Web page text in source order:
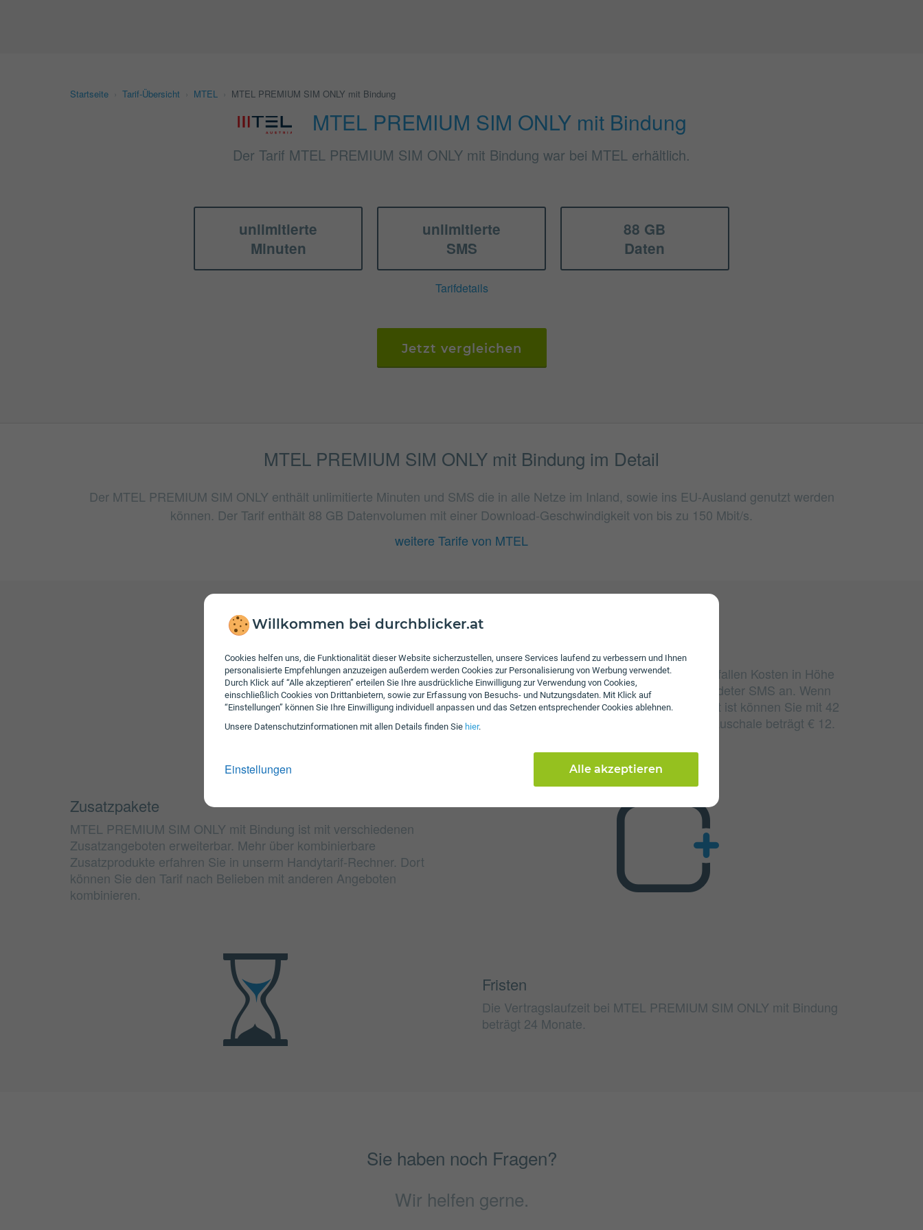
Willkommen bei durchblicker.at
Cookies helfen uns, die Funktionalität dieser Website sicherzustellen, unsere Services laufend zu verbessern und Ihnen
personalisierte Empfehlungen anzuzeigen außerdem werden Cookies zur Personalisierung von Werbung verwendet.
Durch Klick auf “Alle akzeptieren” erteilen Sie Ihre ausdrückliche Einwilligung zur Verwendung von Cookies,
einschließlich Cookies von Drittanbietern, sowie zur Erfassung von Besuchs- und Nutzungsdaten. Mit Klick auf
“Einstellungen” können Sie Ihre Einwilligung individuell anpassen und das Setzen entsprechender Cookies ablehnen.
Unsere Daten­schutz­informationen mit allen Details finden Sie hier.
Einstellungen Alle akzeptieren
Startseite Tarif-Übersicht MTEL MTEL PREMIUM SIM ONLY mit Bindung
MTEL PREMIUM SIM ONLY mit Bindung
Der Tarif MTEL PREMIUM SIM ONLY mit Bindung war bei MTEL erhältlich.
unlimitierte
Minuten
unlimitierte
SMS
88 GB
Daten
Tarifdetails
Jetzt vergleichen
MTEL PREMIUM SIM ONLY mit Bindung im Detail
Der MTEL PREMIUM SIM ONLY enthält unlimitierte Minuten und SMS die in alle Netze im Inland, sowie ins EU-Ausland genutzt werden
können. Der Tarif enthält 88 GB Datenvolumen mit einer Download-Geschwindigkeit von bis zu 150 Mbit/s.
weitere Tarife von MTEL
Gebühren
Nach Verbrauch der inkludierten Einheiten fallen Kosten in Höhe
von 7 ct/€ pro Minute und 7 ct/€ pro versendeter SMS an. Wenn
das inkludierte Datenvolumen aufgebraucht ist können Sie mit 42
Mbit/s weitersurfen. Die jährliche Servicepauschale beträgt € 12.
Zusatzpakete
MTEL PREMIUM SIM ONLY mit Bindung ist mit verschiedenen
Zusatzangeboten erweiterbar. Mehr über kombinierbare
Zusatzprodukte erfahren Sie in unserm Handytarif-Rechner. Dort
können Sie den Tarif nach Belieben mit anderen Angeboten
kombinieren.
Fristen
Die Vertragslaufzeit bei MTEL PREMIUM SIM ONLY mit Bindung
beträgt 24 Monate.
Sie haben noch Fragen?
Wir helfen gerne.